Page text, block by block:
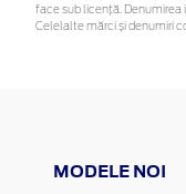
face sub licență. Denumirea
Celelalte mărci și denumiri
MODELE NOI